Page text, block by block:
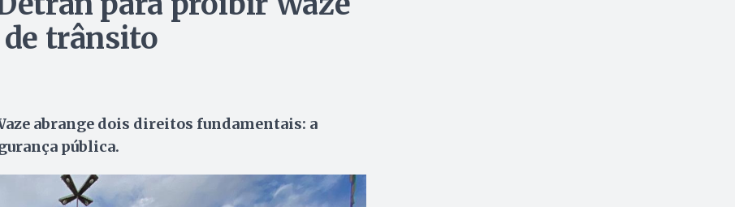
trânsito
abrange dois direitos fundamentais: a
pública.